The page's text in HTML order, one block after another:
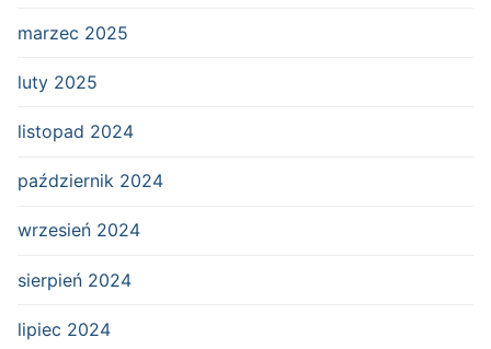
marzec 2025
luty 2025
listopad 2024
październik 2024
wrzesień 2024
sierpień 2024
lipiec 2024